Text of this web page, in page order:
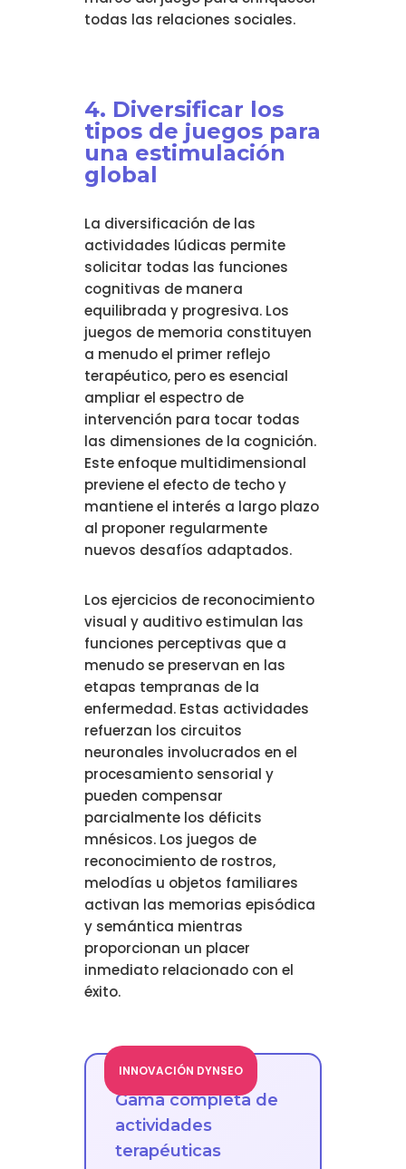
todas las relaciones sociales.
4. Diversificar los
tipos de juegos para
una estimulación
global
La diversificación de las
actividades lúdicas permite
solicitar todas las funciones
cognitivas de manera
equilibrada y progresiva. Los
juegos de memoria constituyen
a menudo el primer reflejo
terapéutico, pero es esencial
ampliar el espectro de
intervención para tocar todas
las dimensiones de la cognición.
Este enfoque multidimensional
previene el efecto de techo y
mantiene el interés a largo plazo
al proponer regularmente
nuevos desafíos adaptados.
Los ejercicios de reconocimiento
visual y auditivo estimulan las
funciones perceptivas que a
menudo se preservan en las
etapas tempranas de la
enfermedad. Estas actividades
refuerzan los circuitos
neuronales involucrados en el
procesamiento sensorial y
pueden compensar
parcialmente los déficits
mnésicos. Los juegos de
reconocimiento de rostros,
melodías u objetos familiares
activan las memorias episódica
y semántica mientras
proporcionan un placer
inmediato relacionado con el
éxito.
INNOVACIÓN DYNSEO
Gama completa de
actividades
terapéuticas